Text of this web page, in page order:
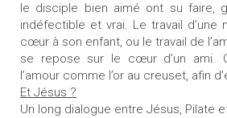
le disciple bien aimé ont su faire,
indéfectible et vrai. Le travail d’une
cœur à son enfant, ou le travail de
se repose sur le cœur d’un ami.
l’amour comme l’or au creuset, afin
Et Jésus ?
Un long dialogue entre Jésus, Pilate